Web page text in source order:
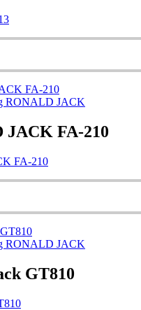
RONALD JACK
JACK FA-210
FA-210
RONALD JACK
GT810